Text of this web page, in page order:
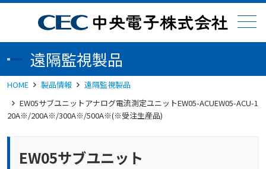
メニュー
遠隔監視製品
HOME 製品情報
遠隔監視製品
EW05サブユニットアナログ電流測定ユニットEW05-ACUEW05-ACU-1
20A※/200A※/300A※/500A※(※受注生産品)
EW05サブユニット